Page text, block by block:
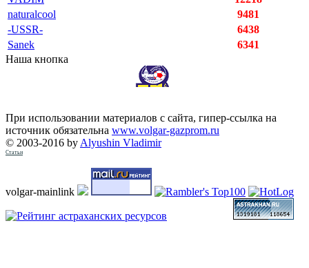
naturalcool
9481
-USSR-
6438
Sanek
6341
Наша кнопка
При использовании материалов с сайта, гипер-ссылка на
источник обязательна www.volgar-gazprom.ru
© 2003-2016 by Alyushin Vladimir
Статьи
volgar-mainlink